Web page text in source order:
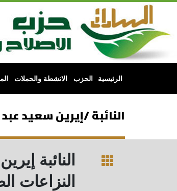
الرئيسية الحزب الانشطة والحملات
النائبة /إيرين سعيد
النائبة
النزاعات